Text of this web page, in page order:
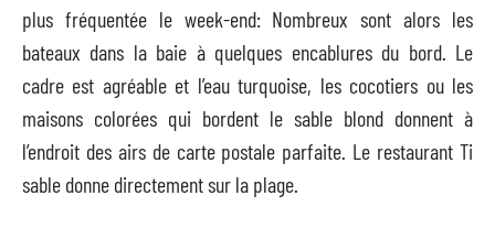
plus fréquentée le week-end: Nombreux sont alors les
bateaux dans la baie à quelques encablures du bord. Le
cadre est agréable et l’eau turquoise, les cocotiers ou les
maisons colorées qui bordent le sable blond donnent à
l’endroit des airs de carte postale parfaite. Le restaurant Ti
sable donne directement sur la plage.